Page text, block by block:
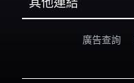
廣告查詢